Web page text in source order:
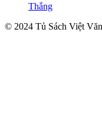
Thắng
© 2024 Tủ Sách Việt